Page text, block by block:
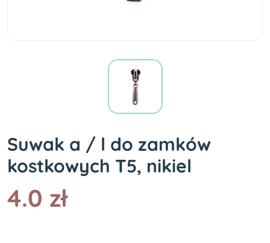
Suwak a / l do zamków
kostkowych T5, nikiel
4.0 zł